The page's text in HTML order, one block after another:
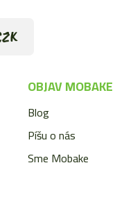
OBJAV MOBAKE
Blog
Píšu o nás
Sme Mobake